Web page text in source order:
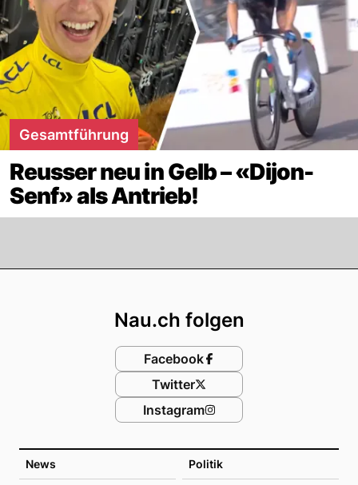
Gesamtführung
Reusser neu in Gelb – «Dijon-
Senf» als Antrieb!
News Politik
Nau.ch folgen
Facebook
Twitter
Instagram